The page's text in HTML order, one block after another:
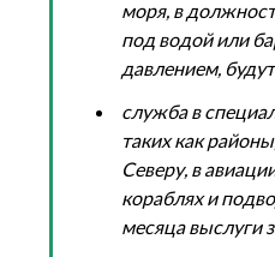
моря, в
под водой или
давлением,
служба в
таких как
Северу, в
кораблях и
месяца выслуги